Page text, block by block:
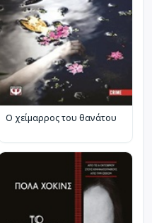
Ο χείμαρρος του θανάτου